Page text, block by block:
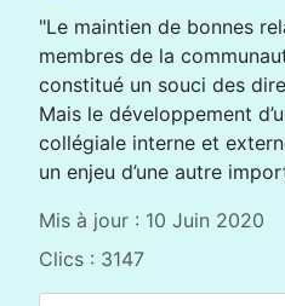
"Le maintien de bonnes
membres de la
constitué un souci des
Mais le développement
collégiale interne et
un enjeu d’une autre
Mis à jour : 10 Juin 2020
Clics : 3147